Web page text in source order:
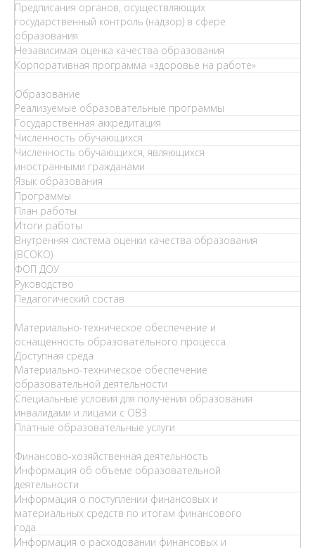
Предписания органов, осуществляющих
государственный контроль (надзор) в сфере
образования
Независимая оценка качества образования
Корпоративная программа «здоровье на работе»
Образование
Реализуемые образовательные программы
Государственная аккредитация
Численность обучающихся
Численность обучающихся, являющихся
иностранными гражданами
Язык образования
Программы
План работы
Итоги работы
Внутренняя система оценки качества образования
(ВСОКО)
ФОП ДОУ
Руководство
Педагогический состав
Материально-техническое обеспечение и
оснащенность образовательного процесса.
Доступная среда
Материально-техническое обеспечение
образовательной деятельности
Специальные условия для получения образования
инвалидами и лицами с ОВЗ
Платные образовательные услуги
Финансово-хозяйственная деятельность
Информация об объеме образовательной
деятельности
Информация о поступлении финансовых и
материальных средств по итогам финансового
года
Информация о расходовании финансовых и